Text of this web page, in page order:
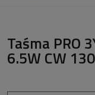
Taśma PRO
6.5W CW